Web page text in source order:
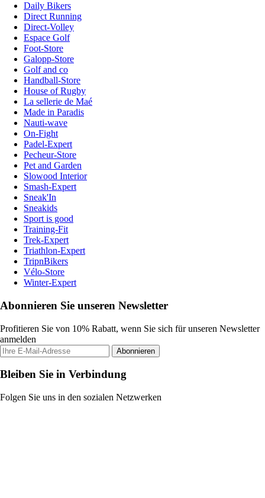
Daily Bikers
Direct Running
Direct-Volley
Espace Golf
Foot-Store
Galopp-Store
Golf and co
Handball-Store
House of Rugby
La sellerie de Maé
Made in Paradis
Nauti-wave
On-Fight
Padel-Expert
Pecheur-Store
Pet and Garden
Slowood Interior
Smash-Expert
Sneak'In
Sneakids
Sport is good
Training-Fit
Trek-Expert
Triathlon-Expert
TripnBikers
Vélo-Store
Winter-Expert
Abonnieren Sie unseren Newsletter
Profitieren Sie von 10% Rabatt, wenn Sie sich für unseren Newsletter
anmelden
Abonnieren
Bleiben Sie in Verbindung
Folgen Sie uns in den sozialen Netzwerken